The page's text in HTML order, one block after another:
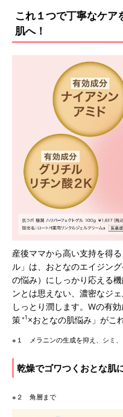
これ１つで丁寧なケア
肌へ！
産後ママから高い支持を得
ル」は、おとなのエイジン
の悩み）にしっかり応える
ンとは思えない、濃密なジ
しっとり潤します。Wの有
策※1 ×おとなの肌悩み」がこ
※１ メラニンの生成を抑え、シミ、
乾燥でゴワつくおとな肌
※２ 角層まで